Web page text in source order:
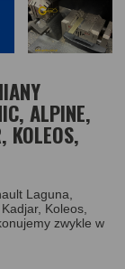
ALPINE,
KOLEOS,
Laguna,
Koleos,
zwykle w